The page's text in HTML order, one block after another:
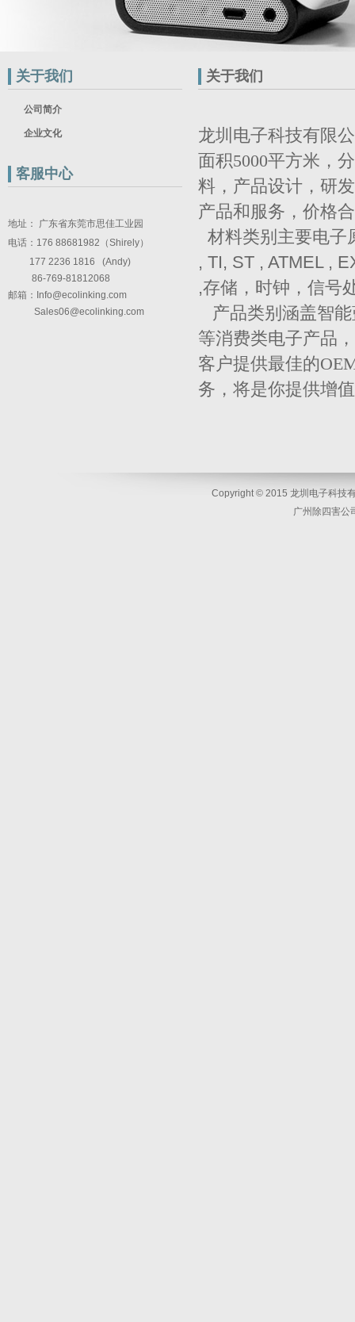
关于我们
公司简介
企业文化
客服中心
地址： 广东省东莞市思佳工业园
电话：176 88681982（Shirely）
177 2236 1816 (Andy)
86-769-81812068
邮箱： Info@ecolinking.com
Sales06@ecolinking.com
关于我们
龙圳电子科技有限
面积5000平方米，
料，产品设计，研
产品和服务，价格
材料类别主要电子
, TI, ST , ATMEL ,
,存储，时钟，信号
产品类别涵盖智能
等消费类电子产品
客户提供最佳的
务，将是你提供增
Copyright © 2015 龙圳电子科技
广州除四害公